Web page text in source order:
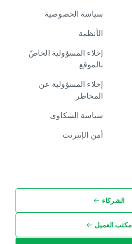
سياسة الخصوصية
الأنظمة
إخلاء المسؤولية الخاصّ
بالموقع
إخلاء المسؤولية عن
المخاطر
سياسة الشكاوى
أمن الإنترنت
الشركاء
مكتب العميل